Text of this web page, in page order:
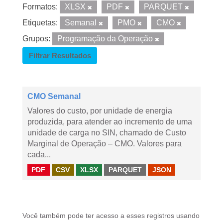
Formatos: XLSX PDF
PARQUET
Etiquetas:
Semanal PMO
CMO
Grupos:
Programação da Operação
Filtrar Resultados
CMO Semanal
Valores do custo, por unidade de energia
produzida, para atender ao incremento de uma
unidade de carga no SIN, chamado de Custo
Marginal de Operação – CMO. Valores para
cada...
PDF CSV XLSX PARQUET JSON
Você também pode ter acesso a esses registros usando